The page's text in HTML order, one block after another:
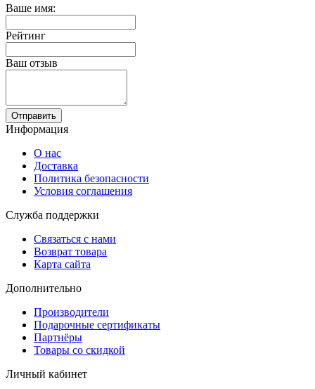
Ваше имя:
Рейтинг
Ваш отзыв
Отправить
Информация
О нас
Доставка
Политика безопасности
Условия соглашения
Служба поддержки
Связаться с нами
Возврат товара
Карта сайта
Дополнительно
Производители
Подарочные сертификаты
Партнёры
Товары со скидкой
Личный кабинет